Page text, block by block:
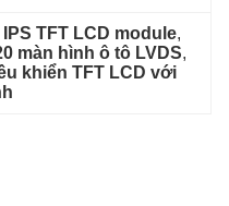
TFT LCD module,
màn hình ô tô LVDS,
khiển TFT LCD với